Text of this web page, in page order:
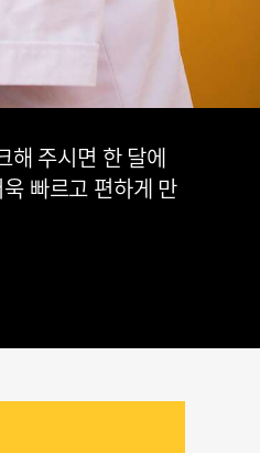
해 주시면 한 달에
빠르고 편하게 만